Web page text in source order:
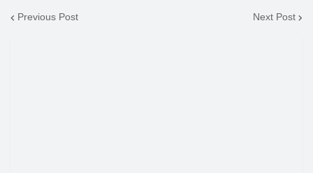
Previous Post Next Post